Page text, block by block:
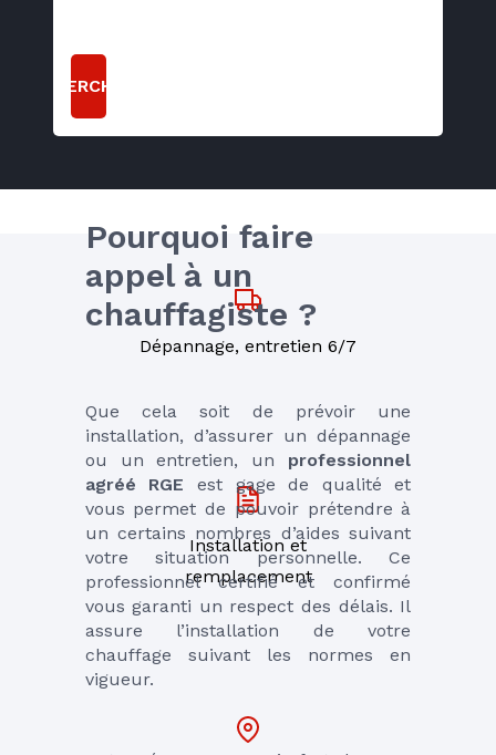
RECHERCHER
Pourquoi faire
appel à un
chauffagiste ?
Que cela soit de prévoir une
installation, d’assurer un dépannage
ou un entretien, un professionnel
agréé RGE est gage de qualité et
vous permet de pouvoir prétendre à
un certains nombres d’aides suivant
votre situation personnelle. Ce
professionnel certifié et confirmé
vous garanti un respect des délais. Il
assure l’installation de votre
chauffage suivant les normes en
vigueur.
Dépannage, entretien 6/7
Installation et
remplacement